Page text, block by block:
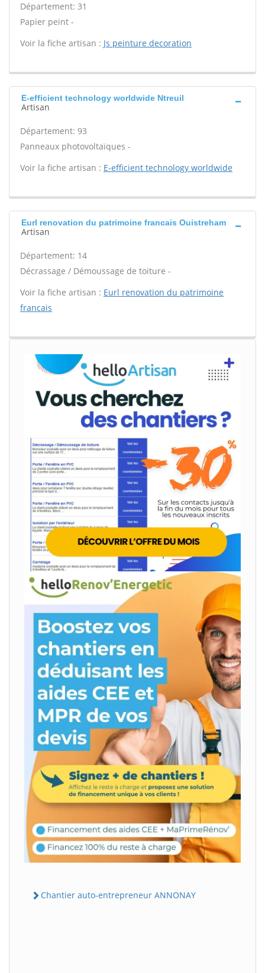
Département: 31
Papier peint -
Voir la fiche artisan : Js peinture decoration
E-efficient technology worldwide Ntreuil
Artisan
Département: 93
Panneaux photovoltaïques -
Voir la fiche artisan : E-efficient technology worldwide
Eurl renovation du patrimoine francais Ouistreham
Artisan
Département: 14
Décrassage / Démoussage de toiture -
Voir la fiche artisan : Eurl renovation du patrimoine
francais
Chantier auto-entrepreneur ANNONAY